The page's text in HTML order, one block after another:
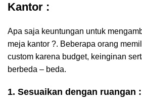
Kantor :
Apa saja keuntungan untuk
meja kantor ?. Beberapa orang
custom karena budget, keinginan
berbeda – beda.
1. Sesuaikan dengan ruangan :